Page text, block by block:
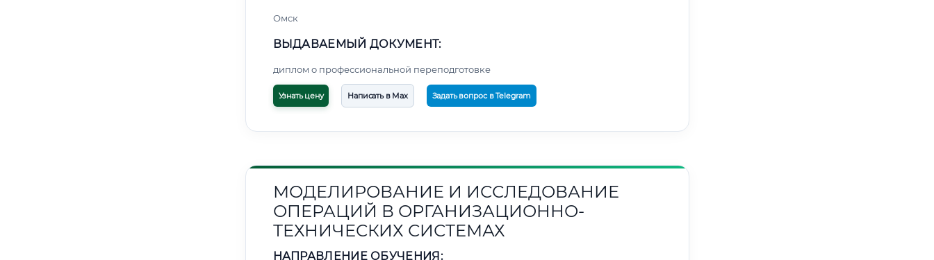
Омск
ВЫДАВАЕМЫЙ ДОКУМЕНТ:
диплом о профессиональной переподготовке
Узнать цену Написать в Max Задать вопрос в Telegram
МОДЕЛИРОВАНИЕ И ИССЛЕДОВАНИЕ
ОПЕРАЦИЙ В ОРГАНИЗАЦИОННО-
ТЕХНИЧЕСКИХ СИСТЕМАХ
НАПРАВЛЕНИЕ ОБУЧЕНИЯ: